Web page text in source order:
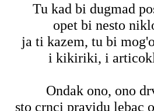
Tu kad bi dugmad
opet bi nesto
ja ti kazem, tu bi
i kikiriki, i
Ondak ono, ono
sto crnci pravidu lebac